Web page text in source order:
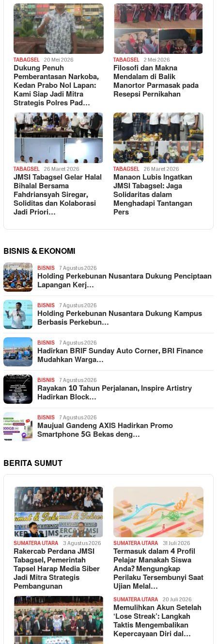
TABAGSEL 20 Mei 2026
Dukung Penuh
Pemberantasan Narkoba,
Kedan Prabo Nol Lapan:
Kami Siap Jadi Mitra
Strategis Polres Pad…
TABAGSEL 2 Mei 2026
Filosofi dan Makna
Mendalam di Balik
Manortor Parmasak pada
Resepsi Pernikahan
TABAGSEL 26 Maret 2026
JMSI Tabagsel Gelar Halal
Bihalal Bersama
Fahdriansyah Siregar,
Soliditas dan Kolaborasi
Jadi Priori…
TABAGSEL 26 Maret 2026
Manaon Lubis Ingatkan
JMSI Tabagsel: Jaga
Solidaritas dalam
Menghadapi Tantangan
Pers
BISNIS & EKONOMI
BISNIS 7 Agustus 2026
Holding Perkebunan Nusantara Dukung Penciptaan
Lapangan Kerj…
BISNIS 7 Agustus 2026
Holding Perkebunan Nusantara Dukung Kampus
Berbasis Perkebun…
BISNIS 7 Agustus 2026
Hadirkan BRIF Sunday Auto Corner, BRI Finance
Mudahkan Warga…
BISNIS 7 Agustus 2026
Rayakan 10 Tahun Perjalanan, Inspire Artistry
Hadirkan Block…
BISNIS 7 Agustus 2026
Maujual Gandeng AXIS Hadirkan Promo
Smartphone 5G Bekas deng…
BERITA SUMUT
SUMATERA UTARA 3 Agustus 2026
Rakercab Perdana JMSI
Tabagsel, Pemerintah
Tapsel Harap Media Siber
Jadi Mitra Strategis
Pembangunan
SUMATERA UTARA 31 Juli 2026
Termasuk dalam 4 Profil
Pelajar Manakah Siswa
Anda? Mengungkap
Perilaku Tersembunyi Saat
Ujian Melal…
SUMATERA UTARA 20 Juli 2026
Memulihkan Akun Setelah
‘Lose Streak’: Langkah
Taktis Mengembalikan
Kepercayaan Diri dal…